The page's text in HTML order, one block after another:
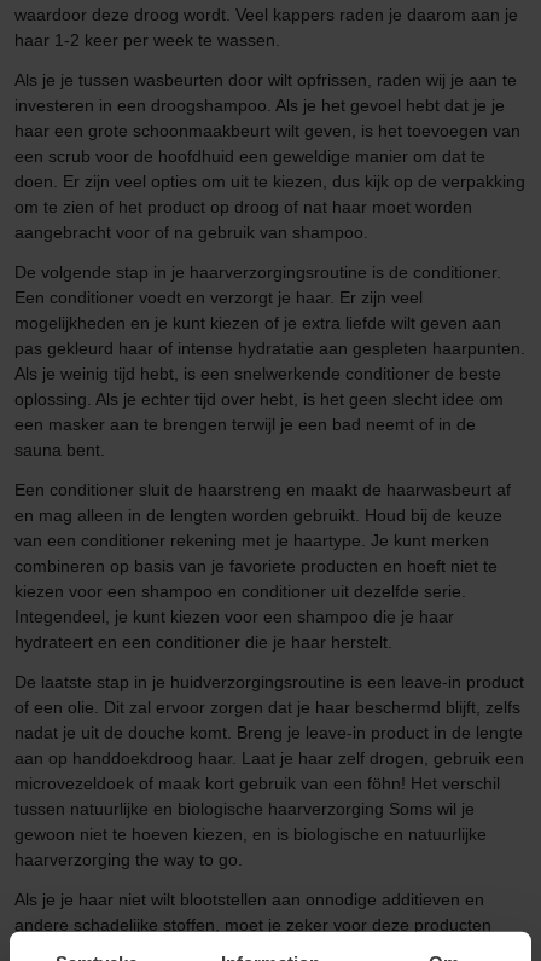
waardoor deze droog wordt. Veel kappers raden je daarom aan je
haar 1-2 keer per week te wassen.
Als je je tussen wasbeurten door wilt opfrissen, raden wij je aan te
investeren in een droogshampoo. Als je het gevoel hebt dat je je
haar een grote schoonmaakbeurt wilt geven, is het toevoegen van
een scrub voor de hoofdhuid een geweldige manier om dat te
doen. Er zijn veel opties om uit te kiezen, dus kijk op de verpakking
om te zien of het product op droog of nat haar moet worden
aangebracht voor of na gebruik van shampoo.
De volgende stap in je haarverzorgingsroutine is de conditioner.
Een conditioner voedt en verzorgt je haar. Er zijn veel
mogelijkheden en je kunt kiezen of je extra liefde wilt geven aan
pas gekleurd haar of intense hydratatie aan gespleten haarpunten.
Als je weinig tijd hebt, is een snelwerkende conditioner de beste
oplossing. Als je echter tijd over hebt, is het geen slecht idee om
een masker aan te brengen terwijl je een bad neemt of in de
sauna bent.
Een conditioner sluit de haarstreng en maakt de haarwasbeurt af
en mag alleen in de lengten worden gebruikt. Houd bij de keuze
van een conditioner rekening met je haartype. Je kunt merken
combineren op basis van je favoriete producten en hoeft niet te
kiezen voor een shampoo en conditioner uit dezelfde serie.
Integendeel, je kunt kiezen voor een shampoo die je haar
hydrateert en een conditioner die je haar herstelt.
De laatste stap in je huidverzorgingsroutine is een leave-in product
of een olie. Dit zal ervoor zorgen dat je haar beschermd blijft, zelfs
nadat je uit de douche komt. Breng je leave-in product in de lengte
aan op handdoekdroog haar. Laat je haar zelf drogen, gebruik een
microvezeldoek of maak kort gebruik van een föhn! Het verschil
tussen natuurlijke en biologische haarverzorging Soms wil je
gewoon niet te hoeven kiezen, en is biologische en natuurlijke
haarverzorging the way to go.
Als je je haar niet wilt blootstellen aan onnodige additieven en
andere schadelijke stoffen, moet je zeker voor deze producten